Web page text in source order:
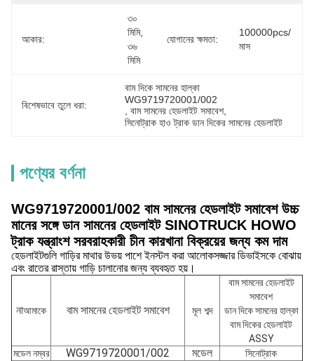
আকার:
৩০
মিমি,
৩৬
মিমি
যোগানের ক্ষমতা:
100000pcs/
মাস
বিশেষভাবে তুলে ধরা:
বাম দিকে সামনের হাল্কা
WG9719720001/002
, বাম সামনের হেডলাইট সমাবেশ,
সিনোট্রাক হাও ট্রাক ডান দিকের সামনের হেডলাইট
পণ্যের বর্ণনা
WG9719720001/002 বাম সামনের হেডলাইট সমাবেশ উচ্চ
মানের সঙ্গে ডান সামনের হেডলাইট SINOTRUCK HOWO
ট্রাক যন্ত্রাংশ সরবরাহকারী চীন কারখানা বিক্রয়ের জন্য কম দাম
হেডলাইটগুলি গাড়ির মাথার উভয় পাশে ইনস্টল করা আলোকসজ্জার ডিভাইসকে বোঝায়
এবং রাতের রাস্তায় গাড়ি চালানোর জন্য ব্যবহৃত হয়।
নাআমাকে বাম সামনের হেডলাইট সমাবেশ মূল শব্দ
বাম সামনের হেডলাইট
সমাবেশ
ডান দিকে সামনের হাল্কা
বাম দিকের হেডলাইট
ASSY
মডেল নম্বর
WG9719720001/002 মডেল
সিনোট্রাক